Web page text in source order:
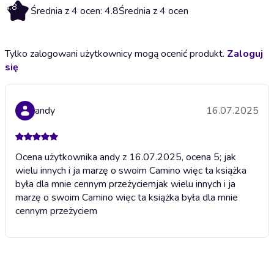
4.8 Średnia z 4 ocen: 4.8Średnia z 4 ocen
Tylko zalogowani użytkownicy mogą ocenić produkt. Zaloguj
się
andy 16.07.2025
Ocena użytkownika andy z 16.07.2025, ocena 5; jak
wielu innych i ja marzę o swoim Camino więc ta książka
była dla mnie cennym przeżyciemjak wielu innych i ja
marzę o swoim Camino więc ta książka była dla mnie
cennym przeżyciem